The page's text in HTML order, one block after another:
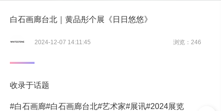
白石画廊台北｜黄品彤个展《日日悠悠》
2024-12-07 14:11:45 浏览：246
收录于话题
#白石画廊#白石画廊台北#艺术家#展讯#2024展览